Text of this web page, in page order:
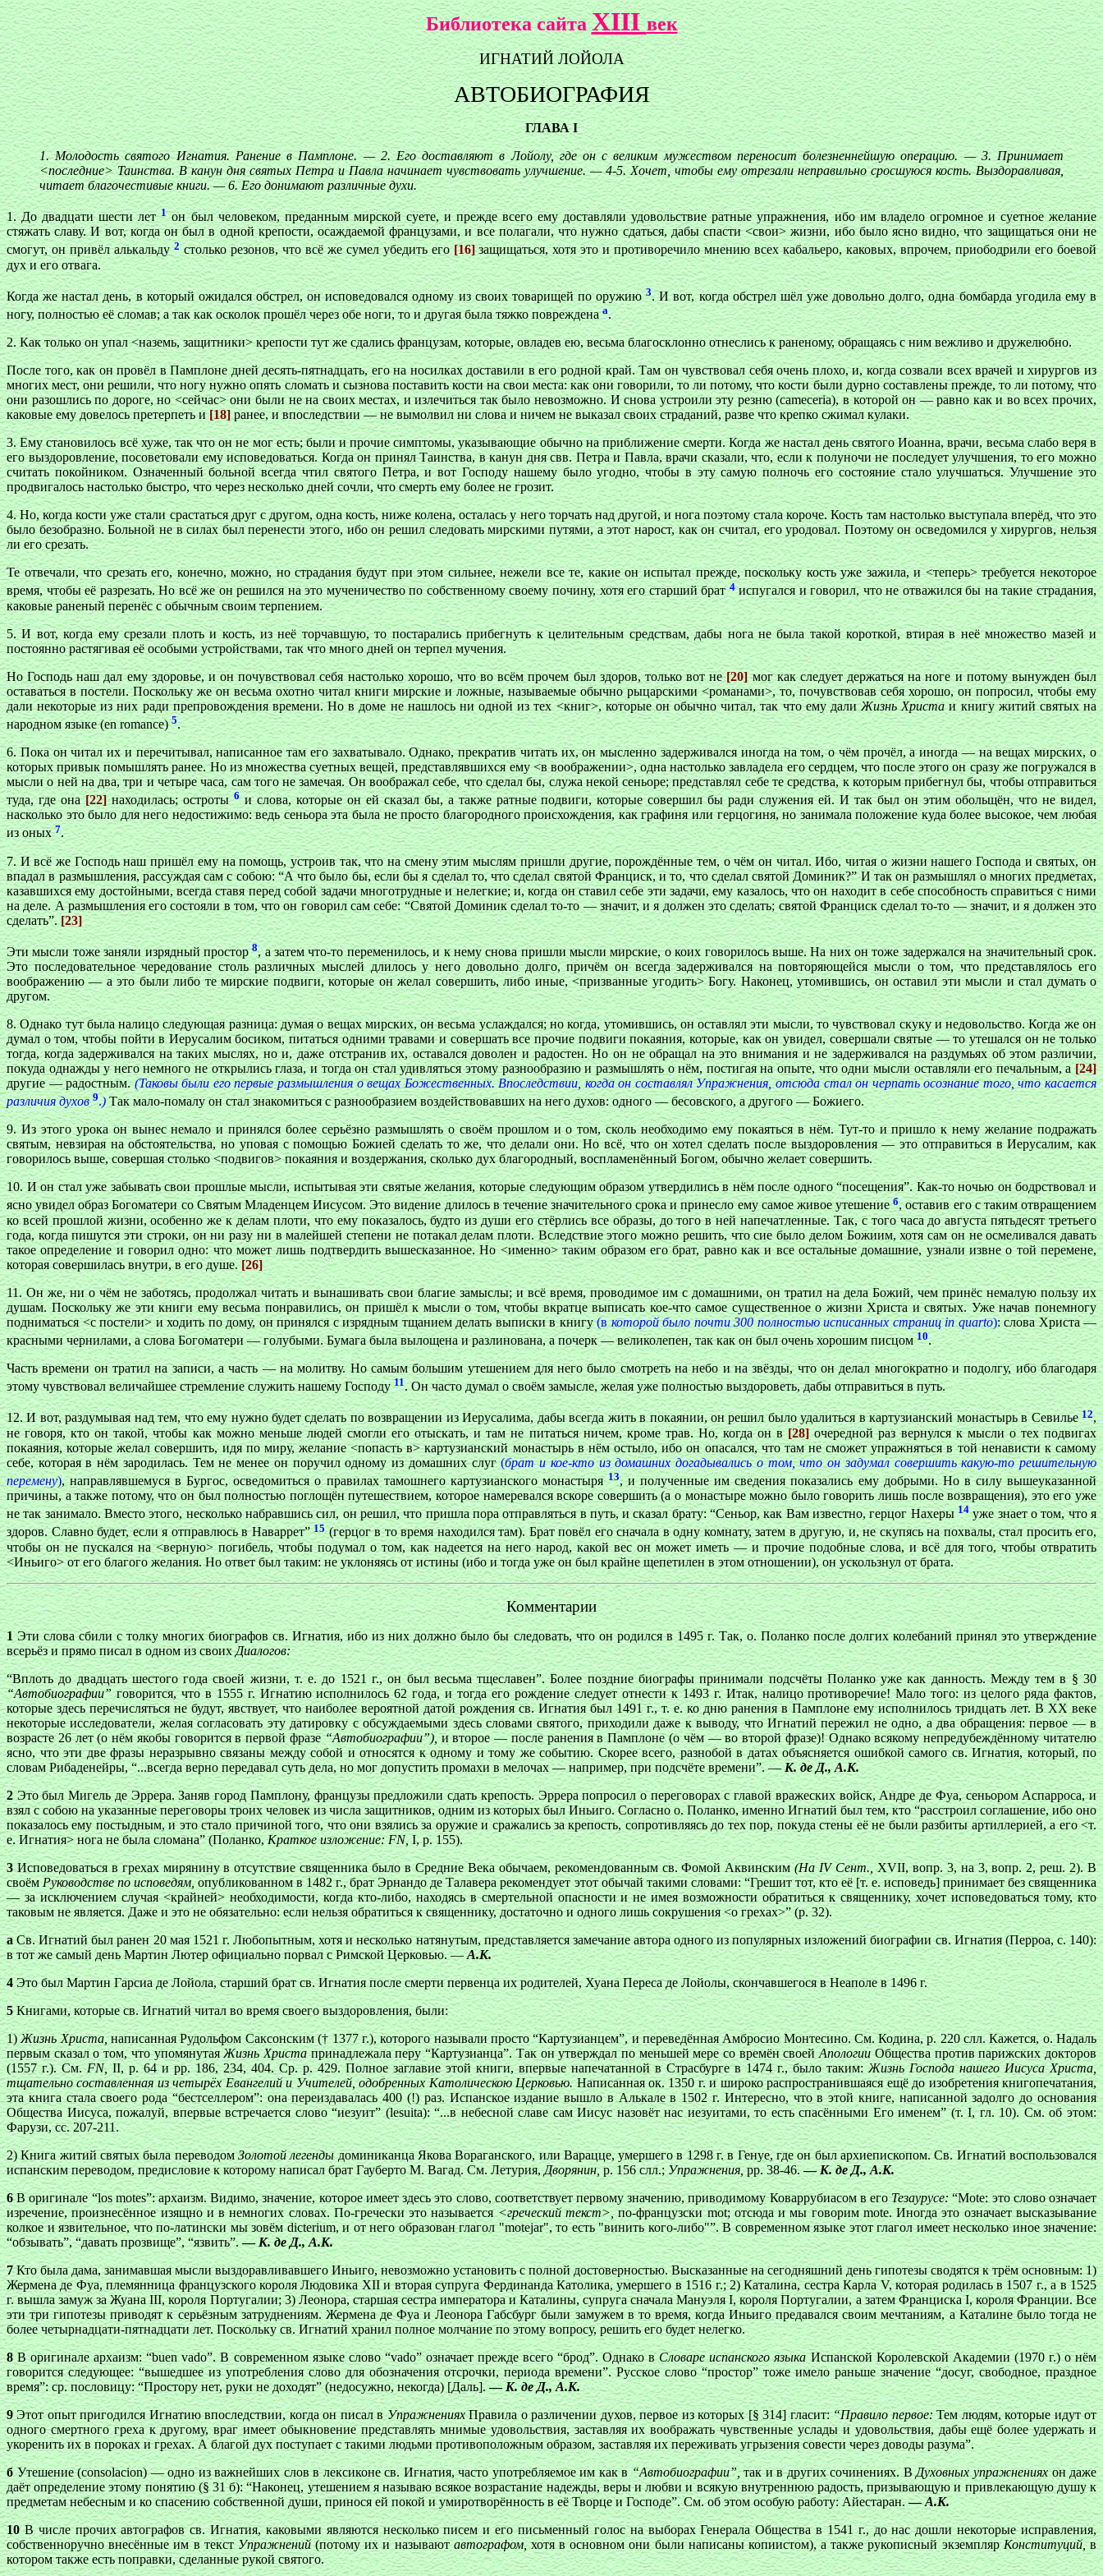
Библиотека сайта XIIIвек
ИГНАТИЙ ЛОЙОЛА
АВТОБИОГРАФИЯ
ГЛАВА I
1. Молодость святого Игнатия. Ранение в Памплоне. — 2. Его доставляют в Лойолу, где он с великим мужеством переносит болезненнейшую операцию. — 3. Принимает
<последние> Таинства. В канун дня святых Петра и Павла начинает чувствовать улучшение. — 4-5. Хочет, чтобы ему отрезали неправильно сросшуюся кость. Выздоравливая,
читает благочестивые книги. — 6. Его донимают различные духи.
1. До двадцати шести лет1он был человеком, преданным мирской суете, и прежде всего ему доставляли удовольствие ратные упражнения, ибо им владело огромное и суетное желание
стяжать славу. И вот, когда он был в одной крепости, осаждаемой французами, и все полагали, что нужно сдаться, дабы спасти <свои> жизни, ибо было ясно видно, что защищаться они не
смогут, он привёл алькальду2столько резонов, что всё же сумел убедить его[16]защищаться, хотя это и противоречило мнению всех кабальеро, каковых, впрочем, приободрили его боевой
дух и его отвага.
Когда же настал день, в который ожидался обстрел, он исповедовался одному из своих товарищей по оружию3. И вот, когда обстрел шёл уже довольно долго, одна бомбарда угодила ему в
ногу, полностью её сломав; а так как осколок прошёл через обе ноги, то и другая была тяжко поврежденаа.
2. Как только он упал <наземь, защитники> крепости тут же сдались французам, которые, овладев ею, весьма благосклонно отнеслись к раненому, обращаясь с ним вежливо и дружелюбно.
После того, как он провёл в Памплоне дней десять-пятнадцать, его на носилках доставили в его родной край. Там он чувствовал себя очень плохо, и, когда созвали всех врачей и хирургов из
многих мест, они решили, что ногу нужно опять сломать и сызнова поставить кости на свои места: как они говорили, то ли потому, что кости были дурно составлены прежде, то ли потому, что
они разошлись по дороге, но <сейчас> они были не на своих местах, и излечиться так было невозможно. И снова устроили эту резню (cameceria), в которой он — равно как и во всех прочих,
каковые ему довелось претерпеть и[18] paнее, и впоследствии — не вымолвил ни слова и ничем не выказал своих страданий, разве что крепко сжимал кулаки.
3. Ему становилось всё хуже, так что он не мог есть; были и прочие симптомы, указывающие обычно на приближение смерти. Когда же настал день святого Иоанна, врачи, весьма слабо веря в
его выздоровление, посоветовали ему исповедоваться. Когда он принял Таинства, в канун дня свв. Петра и Павла, врачи сказали, что, если к полуночи не последует улучшения, то его можно
считать покойником. Означенный больной всегда чтил святого Петра, и вот Господу нашему было угодно, чтобы в эту самую полночь его состояние стало улучшаться. Улучшение это
продвигалось настолько быстро, что через несколько дней сочли, что смерть ему более не грозит.
4. Но, когда кости уже стали срастаться друг с другом, одна кость, ниже колена, осталась у него торчать над другой, и нога поэтому стала короче. Кость там настолько выступала вперёд, что это
было безобразно. Больной не в силах был перенести этого, ибо он решил следовать мирскими путями, а этот нарост, как он считал, его уродовал. Поэтому он осведомился у хирургов, нельзя
ли его срезать.
Те отвечали, что срезать его, конечно, можно, но страдания будут при этом сильнее, нежели все те, какие он испытал прежде, поскольку кость уже зажила, и <теперь> требуется некоторое
время, чтобы её разрезать. Но всё же он решился на это мученичество по собственному своему почину, хотя его старший брат4испугался и говорил, что не отважился бы на такие страдания,
каковые раненый перенёс с обычным своим терпением.
5. И вот, когда ему срезали плоть и кость, из неё торчавшую, то постарались прибегнуть к целительным средствам, дабы нога не была такой короткой, втирая в неё множество мазей и
постоянно растягивая её особыми устройствами, так что много дней он терпел мучения.
Но Господь наш дал ему здоровье, и он почувствовал себя настолько хорошо, что во всём прочем был здоров, только вот не[20]мог как следует держаться на ноге и потому вынужден был
оставаться в постели. Поскольку же он весьма охотно читал книги мирские и ложные, называемые обычно рыцарскими <романами>, то, почувствовав себя хорошо, он попросил, чтобы ему
дали некоторые из них ради препровождения времени. Но в доме не нашлось ни одной из тех <книг>, которые он обычно читал, так что ему далиЖизнь Христаи книгу житий святых на
народном языке (en romance)5.
6. Пока он читал их и перечитывал, написанное там его захватывало. Однако, прекратив читать их, он мысленно задерживался иногда на том, о чём прочёл, а иногда — на вещах мирских, о
которых привык помышлять ранее. Но из множества суетных вещей, представлявшихся ему <в воображении>, одна настолько завладела его сердцем, что после этого он сразу же погружался в
мысли о ней на два, три и четыре часа, сам того не замечая. Он воображал себе, что сделал бы, служа некой сеньоре; представлял себе те средства, к которым прибегнул бы, чтобы отправиться
туда, где она[22]находилась; остроты6и слова, которые он ей сказал бы, а также ратные подвиги, которые совершил бы ради служения ей. И так был он этим обольщён, что не видел,
насколько это было для него недостижимо: ведь сеньора эта была не просто благородного происхождения, как графиня или герцогиня, но занимала положение куда более высокое, чем любая
из оных7.
7. И всё же Господь наш пришёл ему на помощь, устроив так, что на смену этим мыслям пришли другие, порождённые тем, о чём он читал. Ибо, читая о жизни нашего Господа и святых, он
впадал в размышления, рассуждая сам с собою: “А что было бы, если бы я сделал то, что сделал святой Франциск, и то, что сделал святой Доминик?” И так он размышлял о многих предметах,
казавшихся ему достойными, всегда ставя перед собой задачи многотрудные и нелегкие; и, когда он ставил себе эти задачи, ему казалось, что он находит в себе способность справиться с ними
на деле. А размышления его состояли в том, что он говорил сам себе: “Святой Доминик сделал то-то — значит, и я должен это сделать; святой Франциск сделал то-то — значит, и я должен это
сделать”.[23]
Эти мысли тоже заняли изрядный простор8, а затем что-то переменилось, и к нему снова пришли мысли мирские, о коих говорилось выше. На них он тоже задержался на значительный срок.
Это последовательное чередование столь различных мыслей длилось у него довольно долго, причём он всегда задерживался на повторяющейся мысли о том, что представлялось его
воображению — а это были либо те мирские подвиги, которые он желал совершить, либо иные, <призванные угодить> Богу. Наконец, утомившись, он оставил эти мысли и стал думать о
другом.
8. Однако тут была налицо следующая разница: думая о вещах мирских, он весьма услаждался; но когда, утомившись, он оставлял эти мысли, то чувствовал скуку и недовольство. Когда же он
думал о том, чтобы пойти в Иерусалим босиком, питаться одними травами и совершать все прочие подвиги покаяния, которые, как он увидел, совершали святые — то утешался он не только
тогда, когда задерживался на таких мыслях, но и, даже отстранив их, оставался доволен и радостен. Но он не обращал на это внимания и не задерживался на раздумьях об этом различии,
покуда однажды у него немного не открылись глаза, и тогда он стал удивляться этому разнообразию и размышлять о нём, постигая на опыте, что одни мысли оставляли его печальным, а[24]
другие — радостным.(Таковы были его первые размышления о вещах Божественных. Впоследствии, когда он составлял Упражнения, отсюда стал он черпать осознание того, что касается
различия духов 9.)Так мало-помалу он стал знакомиться с разнообразием воздействовавших на него духов: одного — бесовского, а другого — Божиего.
9. Из этого урока он вынес немало и принялся более серьёзно размышлять о своём прошлом и о том, сколь необходимо ему покаяться в нём. Тут-то и пришло к нему желание подражать
святым, невзирая на обстоятельства, но уповая с помощью Божией сделать то же, что делали они. Но всё, что он хотел сделать после выздоровления — это отправиться в Иерусалим, как
говорилось выше, совершая столько <подвигов> покаяния и воздержания, сколько дух благородный, воспламенённый Богом, обычно желает совершить.
10. И он стал уже забывать свои прошлые мысли, испытывая эти святые желания, которые следующим образом утвердились в нём после одного “посещения”. Как-то ночью он бодрствовал и
ясно увидел образ Богоматери со Святым Младенцем Иисусом. Это видение длилось в течение значительного срока и принесло ему самое живое утешениеб, оставив его с таким отвращением
ко всей прошлой жизни, особенно же к делам плоти, что ему показалось, будто из души его стёрлись все образы, до того в ней напечатленные. Так, с того часа до августа пятьдесят третьего
года, когда пишутся эти строки, он ни разу ни в малейшей степени не потакал делам плоти. Вследствие этого можно решить, что сие было делом Божиим, хотя сам он не осмеливался давать
такое определение и говорил одно: что может лишь подтвердить вышесказанное. Но <именно> таким образом его брат, равно как и все остальные домашние, узнали извне о той перемене,
которая совершилась внутри, в его душе.[26]
11. Он же, ни о чём не заботясь, продолжал читать и вынашивать свои благие замыслы; и всё время, проводимое им с домашними, он тратил на дела Божий, чем принёс немалую пользу их
душам. Поскольку же эти книги ему весьма понравились, он пришёл к мысли о том, чтобы вкратце выписать кое-что самое существенное о жизни Христа и святых. Уже начав понемногу
подниматься <с постели> и ходить по дому, он принялся с изрядным тщанием делать выписки в книгу(вкоторой было почти 300 полностью исписанных страниц in quarto): слова Христа —
красными чернилами, а слова Богоматери — голубыми. Бумага была вылощена и разлинована, а почерк — великолепен, так как он был очень хорошим писцом10.
Часть времени он тратил на записи, а часть — на молитву. Но самым большим утешением для него было смотреть на небо и на звёзды, что он делал многократно и подолгу, ибо благодаря
этому чувствовал величайшее стремление служить нашему Господу11. Он часто думал о своём замысле, желая уже полностью выздороветь, дабы отправиться в путь.
12. И вот, раздумывая над тем, что ему нужно будет сделать по возвращении из Иерусалима, дабы всегда жить в покаянии, он решил было удалиться в картузианский монастырь в Севилье12,
не говоря, кто он такой, чтобы как можно меньше людей смогли его отыскать, и там не питаться ничем, кроме трав. Но, когда он в[28]очередной раз вернулся к мысли о тех подвигах
покаяния, которые желал совершить, идя по миру, желание <попасть в> картузианский монастырь в нём остыло, ибо он опасался, что там не сможет упражняться в той ненависти к самому
себе, которая в нём зародилась. Тем не менее он поручил одному из домашних слуг(брат и кое-кто из домашних догадывались о том, что он задумал совершить какую-то решительную
перемену), направлявшемуся в Бургос, осведомиться о правилах тамошнего картузианского монастыря13, и полученные им сведения показались ему добрыми. Но в силу вышеуказанной
причины, а также потому, что он был полностью поглощён путешествием, которое намеревался вскоре совершить (а о монастыре можно было говорить лишь после возвращения), это его уже
не так занимало. Вместо этого, несколько набравшись сил, он решил, что пришла пора отправляться в путь, и сказал брату: “Сеньор, как Вам известно, герцог Нахеры 14уже знает о том, что я
здоров. Славно будет, если я отправлюсь в Наваррет”15(герцог в то время находился там). Брат повёл его сначала в одну комнату, затем в другую, и, не скупясь на похвалы, стал просить его,
чтобы он не пускался на <верную> погибель, чтобы подумал о том, как надеется на него народ, какой вес он может иметь — и прочие подобные слова, и всё для того, чтобы отвратить
<Иньиго> от его благого желания. Но ответ был таким: не уклоняясь от истины (ибо и тогда уже он был крайне щепетилен в этом отношении), он ускользнул от брата.
Комментарии
1Эти слова сбили с толку многих биографов св. Игнатия, ибо из них должно было бы следовать, что он родился в 1495 г. Так, о. Поланко после долгих колебаний принял это утверждение
всерьёз и прямо писал в одном из своихДиалогов:
“Вплоть до двадцать шестого года своей жизни, т. е. до 1521 г., он был весьма тщеславен”. Более поздние биографы принимали подсчёты Поланко уже как данность. Между тем в § 30
“Автобиографии” говорится, что в 1555 г. Игнатию исполнилось 62 года, и тогда его рождение следует отнести к 1493 г. Итак, налицо противоречие! Мало того: из целого ряда фактов,
которые здесь перечисляться не будут, явствует, что наиболее вероятной датой рождения св. Игнатия был 1491 г., т. е. ко дню ранения в Памплоне ему исполнилось тридцать лет. В XX веке
некоторые исследователи, желая согласовать эту датировку с обсуждаемыми здесь словами святого, приходили даже к выводу, что Игнатий пережил не одно, а два обращения: первое — в
возрасте 26 лет (о нём якобы говорится в первой фразе“Автобиографии”),и второе — после ранения в Памплоне (о чём — во второй фразе)! Однако всякому непредубеждённому читателю
ясно, что эти две фразы неразрывно связаны между собой и относятся к одному и тому же событию. Скорее всего, разнобой в датах объясняется ошибкой самого св. Игнатия, который, по
словам Рибаденейры, “...всегда верно передавал суть дела, но мог допустить промахи в мелочах — например, при подсчёте времени”. —К. де Д., А.К.
2Это был Мигель де Эррера. Заняв город Памплону, французы предложили сдать крепость. Эррера попросил о переговорах с главой вражеских войск, Андре де Фуа, сеньором Аспарроса, и
взял с собою на указанные переговоры троих человек из числа защитников, одним из которых был Иньиго. Согласно о. Поланко, именно Игнатий был тем, кто “расстроил соглашение, ибо оно
показалось ему постыдным, и это стало причиной того, что они взялись за оружие и сражались за крепость, сопротивляясь до тех пор, покуда стены её не были разбиты артиллерией, а его <т.
е. Игнатия> нога не была сломана” (Поланко,Краткое изложение: FN,I, р. 155).
3Исповедоваться в грехах мирянину в отсутствие священника было в Средние Века обычаем, рекомендованным св. Фомой Аквинским(На IV Сент.,XVII, вопр. 3, на 3, вопр. 2, реш. 2). В
своёмРуководстве по исповедям,опубликованном в 1482 г., брат Эрнандо де Талавера рекомендует этот обычай такими словами: “Грешит тот, кто её [т. е. исповедь] принимает без священника
— за исключением случая <крайней> необходимости, когда кто-либо, находясь в смертельной опасности и не имея возможности обратиться к священнику, хочет исповедоваться тому, кто
таковым не является. Даже и это не обязательно: если нельзя обратиться к священнику, достаточно и одного лишь сокрушения <о грехах>” (р. 32).
аСв. Игнатий был ранен 20 мая 1521 г. Любопытным, хотя и несколько натянутым, представляется замечание автора одного из популярных изложений биографии св. Игнатия (Перроа, с. 140):
в тот же самый день Мартин Лютер официально порвал с Римской Церковью. —А.К.
4Это был Мартин Гарсиа де Лойола, старший брат св. Игнатия после смерти первенца их родителей, Хуана Переса де Лойолы, скончавшегося в Неаполе в 1496 г.
5Книгами, которые св. Игнатий читал во время своего выздоровления, были:
1)Жизнь Христа,написанная Рудольфом Саксонским († 1377 г.), которого называли просто “Картузианцем”, и переведённая Амбросио Монтесино. См. Кодина, р. 220 слл. Кажется, о. Надаль
первым сказал о том, что упомянутаяЖизнь Христапринадлежала перу “Картузианца”. Так он утверждал по меньшей мере со времён своейАпологииОбщества против парижских докторов
(1557 г.). См.FN,II, р. 64 и pp. 186, 234, 404. Ср. р. 429. Полное заглавие этой книги, впервые напечатанной в Страсбурге в 1474 г., было таким:Жизнь Господа нашего Иисуса Христа,
тщательно составленная из четырёх Евангелий и Учителей, одобренных Католическою Церковью.Написанная ок. 1350 г. и широко распространившаяся ещё до изобретения книгопечатания,
эта книга стала своего рода “бестселлером”: она переиздавалась 400 (!) раз. Испанское издание вышло в Алькале в 1502 г. Интересно, что в этой книге, написанной задолго до основания
Общества Иисуса, пожалуй, впервые встречается слово “иезуит” (lesuita): “...в небесной славе сам Иисус назовёт нас иезуитами, то есть спасёнными Его именем” (т. I, гл. 10). См. об этом:
Фарузи, сс. 207-211.
2) Книга житий святых была переводомЗолотой легендыдоминиканца Якова Вораганского, или Варацце, умершего в 1298 г. в Генуе, где он был архиепископом. Св. Игнатий воспользовался
испанским переводом, предисловие к которому написал брат Гауберто М. Вагад. См. Летурия,Дворянин,р. 156 слл.;Упражнения,pp. 38-46.—К. де Д., А.К.
6В оригинале “los motes”: архаизм. Видимо, значение, которое имеет здесь это слово, соответствует первому значению, приводимому Коваррубиасом в егоТезаурусе:“Mote: это слово означает
изречение, произнесённое изящно и в немногих словах. По-гречески это называется<греческий текст>,по-французски mot; отсюда и мы говорим mote. Иногда это означает высказывание
колкое и язвительное, что по-латински мы зовём dicterium, и от него образован глагол "motejar", то есть "винить кого-либо"”. В современном языке этот глагол имеет несколько иное значение:
“обзывать”, “давать прозвище”, “язвить”.—К. де Д., А.К.
7Кто была дама, занимавшая мысли выздоравливавшего Иньиго, невозможно установить с полной достоверностью. Высказанные на сегодняшний день гипотезы сводятся к трём основным: 1)
Жермена де Фуа, племянница французского короля Людовика XII и вторая супруга Фердинанда Католика, умершего в 1516 г.; 2) Каталина, сестра Карла V, которая родилась в 1507 г., а в 1525
г. вышла замуж за Жуана III, короля Португалии; 3) Леонора, старшая сестра императора и Каталины, супруга сначала Мануэля I, короля Португалии, а затем Франциска I, короля Франции. Все
эти три гипотезы приводят к серьёзным затруднениям. Жермена де Фуа и Леонора Габсбург были замужем в то время, когда Иньиго предавался своим мечтаниям, а Каталине было тогда не
более четырнадцати-пятнадцати лет. Поскольку св. Игнатий хранил полное молчание по этому вопросу, решить его будет нелегко.
8В оригинале архаизм: “buen vado”. В современном языке слово “vado” означает прежде всего “брод”. Однако вСловаре испанского языкаИспанской Королевской Академии (1970 г.) о нём
говорится следующее: “вышедшее из употребления слово для обозначения отсрочки, периода времени”. Русское слово “простор” тоже имело раньше значение “досуг, свободное, праздное
время”: ср. пословицу: “Простору нет, руки не доходят” (недосужно, некогда) [Даль].—К. де Д., А.К.
9Этот опыт пригодился Игнатию впоследствии, когда он писал вУпражненияхПравила о различении духов, первое из которых [§ 314] гласит:“Правило первое:Тем людям, которые идут от
одного смертного греха к другому, враг имеет обыкновение представлять мнимые удовольствия, заставляя их воображать чувственные услады и удовольствия, дабы ещё более удержать и
укоренить их в пороках и грехах. А благой дух поступает с такими людьми противоположным образом, заставляя их переживать угрызения совести через доводы разума”.
бУтешение (consolacion) — одно из важнейших слов в лексиконе св. Игнатия, часто употребляемое им как в“Автобиографии”,так и в других сочинениях. ВДуховных упражненияхон даже
даёт определение этому понятию (§ 31 б): “Наконец, утешением я называю всякое возрастание надежды, веры и любви и всякую внутреннюю радость, призывающую и привлекающую душу к
предметам небесным и ко спасению собственной души, принося ей покой и умиротворённость в её Творце и Господе”. См. об этом особую работу: Айестаран.—А.К.
10В числе прочих автографов св. Игнатия, каковыми являются несколько писем и его письменный голос на выборах Генерала Общества в 1541 г., до нас дошли некоторые исправления,
собственноручно внесённые им в текстУпражнений(потому их и называютавтографом,хотя в основном они были написаны копиистом), а также рукописный экземплярКонституций,в
котором также есть поправки, сделанные рукой святого.